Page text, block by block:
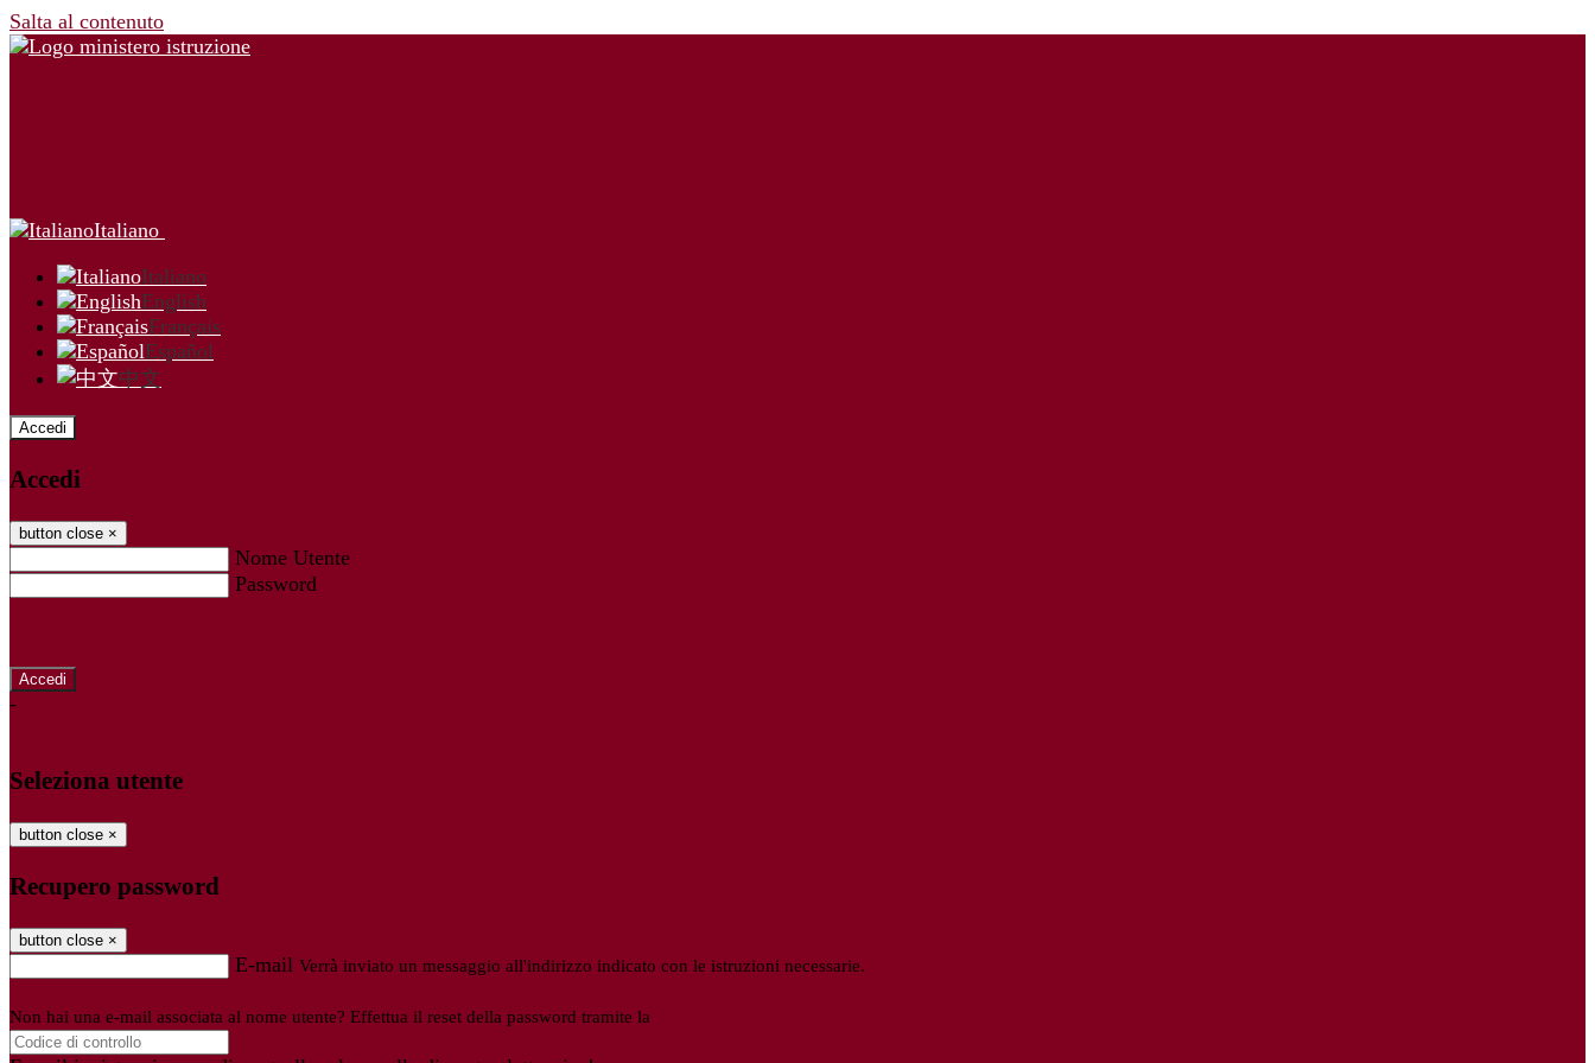
Salta al contenuto
Italiano
Italiano
English
Français
Español
中文
Accedi
Accedi
button close ×
Nome Utente
Password
-
Seleziona utente
button close ×
Recupero password
button close ×
E-mail Verrà inviato un messaggio all'indirizzo indicato con le istruzioni necessarie.
Non hai una e-mail associata al nome utente? Effettua il reset della password tramite la